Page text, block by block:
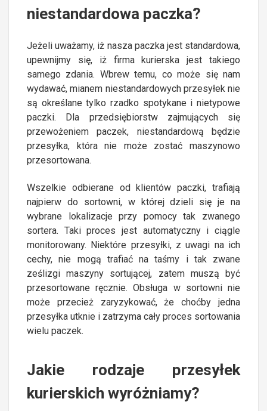
niestandardowa paczka?
Jeżeli uważamy, iż nasza paczka jest standardowa,
upewnijmy się, iż firma kurierska jest takiego
samego zdania. Wbrew temu, co może się nam
wydawać, mianem niestandardowych przesyłek nie
są określane tylko rzadko spotykane i nietypowe
paczki. Dla przedsiębiorstw zajmujących się
przewożeniem paczek, niestandardową będzie
przesyłka, która nie może zostać maszynowo
przesortowana.
Wszelkie odbierane od klientów paczki, trafiają
najpierw do sortowni, w której dzieli się je na
wybrane lokalizacje przy pomocy tak zwanego
sortera. Taki proces jest automatyczny i ciągle
monitorowany. Niektóre przesyłki, z uwagi na ich
cechy, nie mogą trafiać na taśmy i tak zwane
ześlizgi maszyny sortującej, zatem muszą być
przesortowane ręcznie. Obsługa w sortowni nie
może przecież zaryzykować, że choćby jedna
przesyłka utknie i zatrzyma cały proces sortowania
wielu paczek.
Jakie rodzaje przesyłek
kurierskich wyróżniamy?